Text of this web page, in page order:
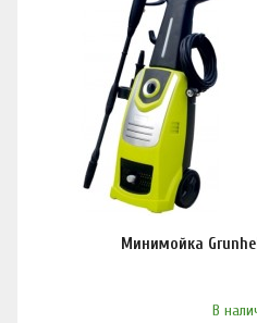
Минимойка
В